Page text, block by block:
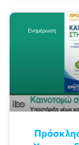
Ενημέρωση